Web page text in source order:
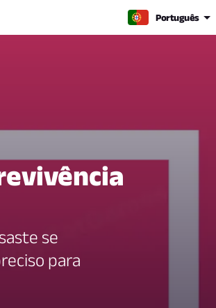
Português
se
para